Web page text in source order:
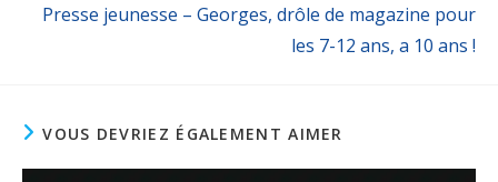
Presse jeunesse – Georges, drôle de magazine pour
les 7-12 ans, a 10 ans !
VOUS DEVRIEZ ÉGALEMENT AIMER